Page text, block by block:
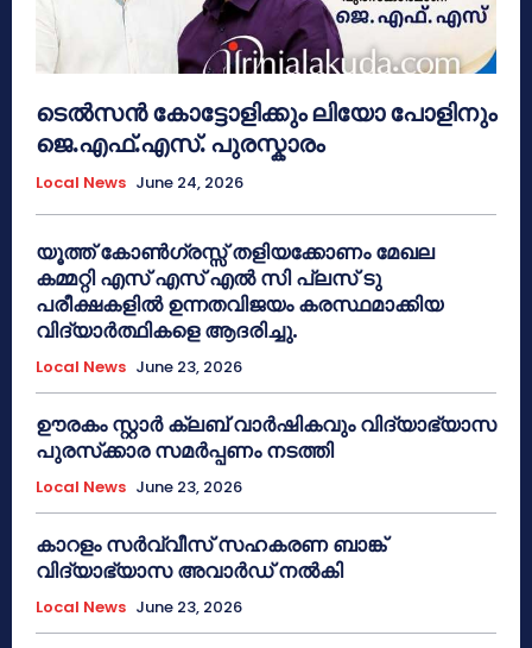
ടെൽസൻ കോട്ടോളിക്കും ലിയോ പോളിനും
ജെ.എഫ്.എസ്. പുരസ്കാരം
Local News June 24, 2026
യൂത്ത് കോൺഗ്രസ്സ് തളിയക്കോണം മേഖല
കമ്മറ്റി എസ് എസ് എൽ സി പ്ലസ് ടു
പരീക്ഷകളിൽ ഉന്നതവിജയം കരസ്ഥമാക്കിയ
വിദ്യാർത്ഥികളെ ആദരിച്ചു.
Local News June 23, 2026
ഊരകം സ്റ്റാർ ക്ലബ് വാർഷികവും വിദ്യാഭ്യാസ
പുരസ്‌ക്കാര സമർപ്പണം നടത്തി
Local News June 23, 2026
കാറളം സർവ്വീസ് സഹകരണ ബാങ്ക്
വിദ്യാഭ്യാസ അവാർഡ് നൽകി
Local News June 23, 2026